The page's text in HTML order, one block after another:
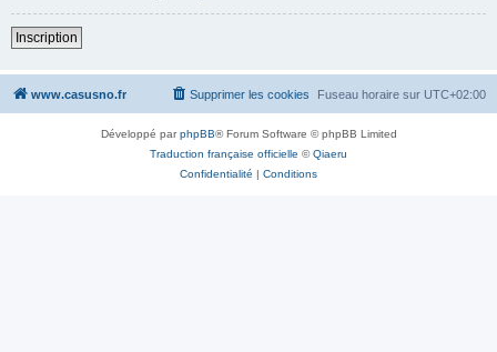
Inscription
www.casusno.fr Fuseau horaire sur UTC+02:00
Supprimer les cookies
Développé parphpBB® Forum Software © phpBB Limited
Traduction française officielle ©Qiaeru
Confidentialité | Conditions